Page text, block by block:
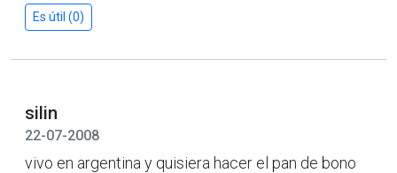
Es útil (0)
silin
22-07-2008
vivo en argentina y quisiera hacer el pan de bono